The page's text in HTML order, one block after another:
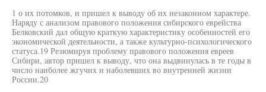
1 о их потомков, и пришел к выводу об их незаконном характере.
Наряду с анализом правового положения сибирского еврейства
Белковский дал общую краткую характеристику особенностей его
экономической деятельности, а также культурно-психологического
статуса.19 Резюмируя проблему правового положения евреев
Сибири, автор пришел к выводу, что она выдвинулась в те годы в
число наиболее жгучих и наболевших во внутренней жизни
России.20